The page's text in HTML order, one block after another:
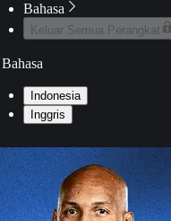
Bahasa
Keluar Semua Perangkat
Bahasa
Indonesia
Inggris